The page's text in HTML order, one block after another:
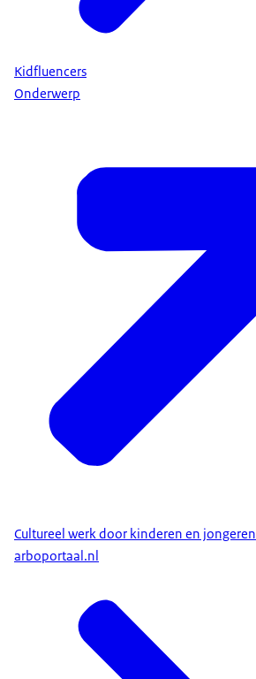
Kidfluencers
Onderwerp
Cultureel werk door kinderen en jongeren
arboportaal.nl